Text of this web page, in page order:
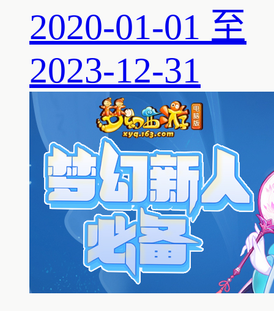
2020-01-01 至
2023-12-31